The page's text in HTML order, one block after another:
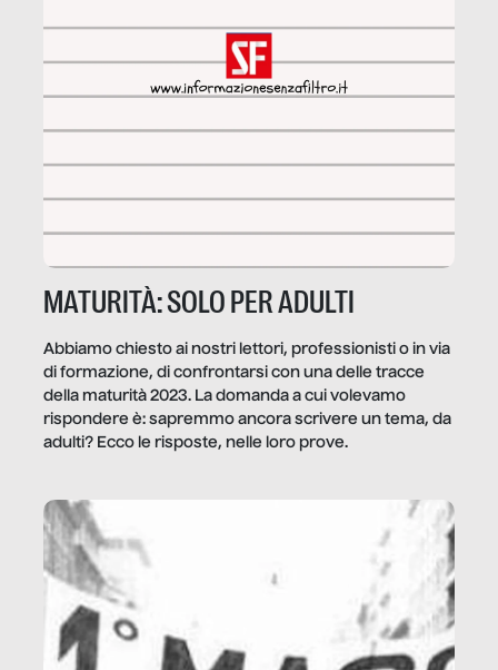
MATURITÀ: SOLO PER ADULTI
Abbiamo chiesto ai nostri lettori, professionisti o in via
di formazione, di confrontarsi con una delle tracce
della maturità 2023. La domanda a cui volevamo
rispondere è: sapremmo ancora scrivere un tema, da
adulti? Ecco le risposte, nelle loro prove.